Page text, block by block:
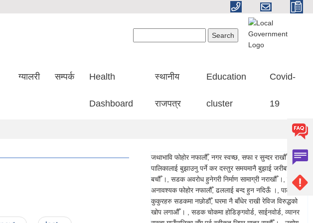
ग्यालरी सम्पर्क Health
Dashboard
स्थानीय
राजपत्र
Education
cluster
Covid-
19
जथाभावि फोहोर नफालौँ, नगर स्वच्छ, सफा र सुन्दर राखौँ ।, गाउँ
पालिकालाई बुझाउनु पर्ने कर दस्तुर समयमानै बुझाई जरीबाना बाट
बचौँ ।, सडक अवरोध हुनेगरी निर्माण सामाग्री नराखौँ ।, ढलमा
अनावश्यक फोहोर नफालौँ, ढललाई बन्द हुन नदिऊँ ।, पाल्तु
कुकुरहरु सडकमा नछोडौँ, घरमा नै बाँधेर राखी रेविज विरुद्धको
खोप लगाऔँ । , सडक चोकमा होडिङ्गवोर्ड, साईनवोर्ड, व्यानर